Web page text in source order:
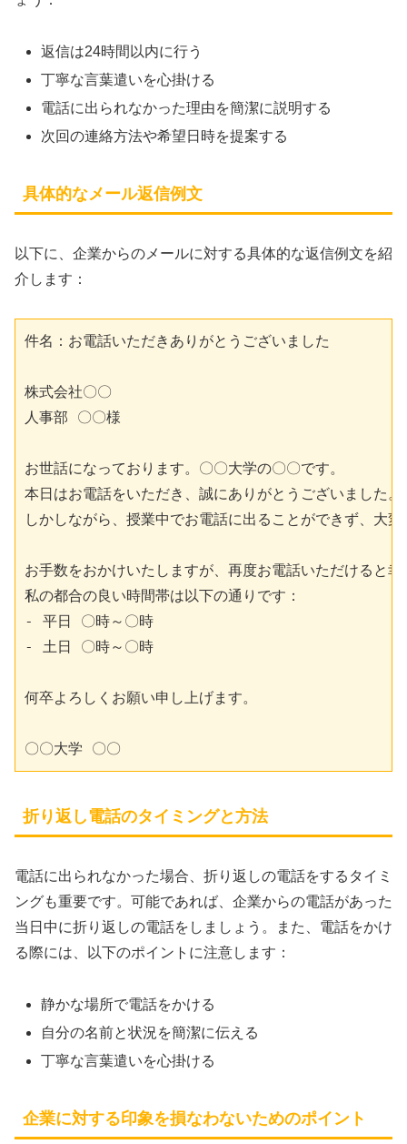
返信は24時間以内に行う
丁寧な言葉遣いを心掛ける
電話に出られなかった理由を簡潔に説明する
次回の連絡方法や希望日時を提案する
具体的なメール返信例文
以下に、企業からのメールに対する具体的な返信例文を紹
介します：
件名：お電話いただきありがとうございました
株式会社〇〇
人事部 〇〇様
お世話になっております。〇〇大学の〇〇です。
本日はお電話をいただき、誠にありがとうございました。
しかしながら、授業中でお電話に出ることができず、大
お手数をおかけいたしますが、再度お電話いただけると幸
私の都合の良い時間帯は以下の通りです：
- 平日 〇時～〇時
- 土日 〇時～〇時
何卒よろしくお願い申し上げます。
折り返し電話のタイミングと方法
電話に出られなかった場合、折り返しの電話をするタイミ
ングも重要です。可能であれば、企業からの電話があった
当日中に折り返しの電話をしましょう。また、電話をかけ
る際には、以下のポイントに注意します：
静かな場所で電話をかける
自分の名前と状況を簡潔に伝える
丁寧な言葉遣いを心掛ける
企業に対する印象を損なわないためのポイント